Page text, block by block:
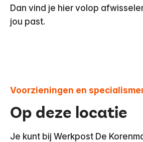
Dan vind je hier volop
jou past.
Voorzieningen en
Op deze locatie
Je kunt bij Werkpost De